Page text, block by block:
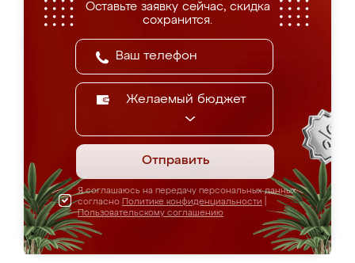
Оставьте заявку сейчас, скидка
сохранится.
Желаемый бюджет
Отправить
Я соглашаюсь на передачу персональных данных
согласно Политике конфиденциальности
Пользовательскому соглашению